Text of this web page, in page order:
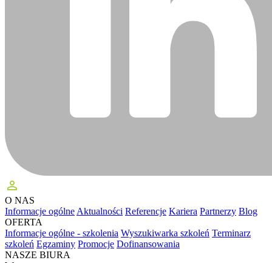
perm_identity
O NAS
Informacje ogólne Aktualności Referencje Kariera Partnerzy Blog
OFERTA
Informacje ogólne - szkolenia Wyszukiwarka szkoleń Terminarz
szkoleń Egzaminy Promocje Dofinansowania
NASZE BIURA